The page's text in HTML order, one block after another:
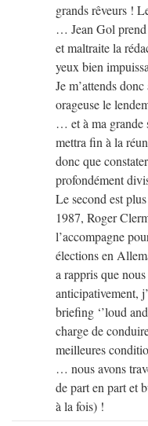
grands rêveurs !
… Jean Gol prend
et maltraite la
yeux bien
Je m’attends
orageuse le
… et à ma grande
mettra fin à la
donc que
profondément
Le second est
1987, Roger
l’accompagne
élections en
a rappris que
anticipativement,
briefing ‘’loud
charge de
meilleures
… nous avons
de part en part et
à la fois) !